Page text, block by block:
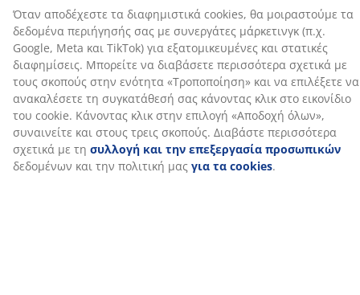
OEKO‑TEX® STANDARD 100
Αυτό το επίστρωμα διαθέτει πιστοποίηση OEKO‑TEX®
STANDARD 100. Αυτό σημαίνει ότι κάθε συστατικό,
από το ύφασμα μέχρι τις κλωστές, έχει ελεγχθεί από
ανεξάρτητα ινστιτούτα OEKO‑TEX® και πληροί
αυστηρά όρια για επιβλαβείς ουσίες.
DREAMZONE®
Η DREAMZONE® είναι αφοσιωμένη στη βελτίωση της
ποιότητας ύπνου μέσω εξατομικευμένων λύσεων σε